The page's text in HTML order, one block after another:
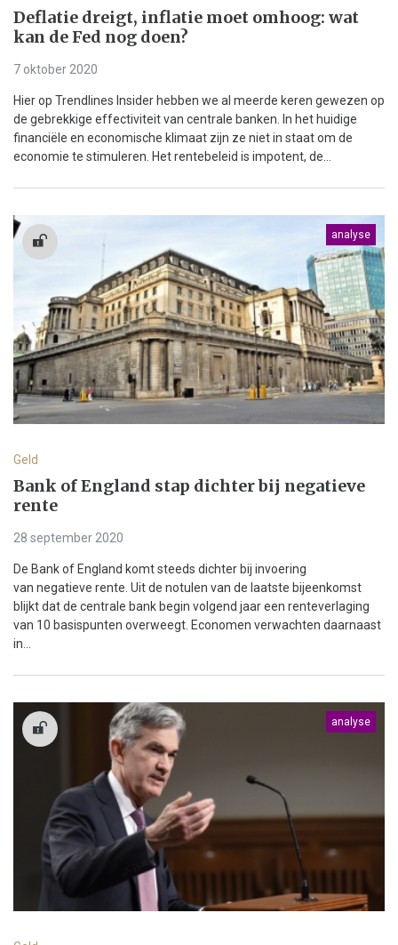
Deflatie dreigt, inflatie moet omhoog: wat
kan de Fed nog doen?
7 oktober 2020
Hier op Trendlines Insider hebben we al meerde keren gewezen op
de gebrekkige effectiviteit van centrale banken. In het huidige
financiële en economische klimaat zijn ze niet in staat om de
economie te stimuleren. Het rentebeleid is impotent, de...
analyse
Geld
Bank of England stap dichter bij negatieve
rente
28 september 2020
De Bank of England komt steeds dichter bij invoering
van negatieve rente. Uit de notulen van de laatste bijeenkomst
blijkt dat de centrale bank begin volgend jaar een renteverlaging
van 10 basispunten overweegt. Economen verwachten daarnaast
in...
analyse